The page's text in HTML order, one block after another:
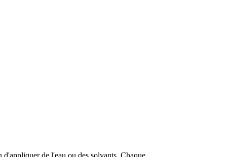
de l'eau ou des solvants. Chaque